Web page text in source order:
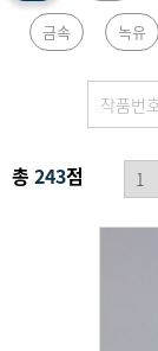
금속 녹유
총 243점